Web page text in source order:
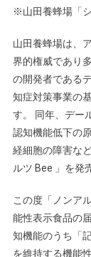
※山田養蜂場「
山田養蜂場は、
界的権威であり
の開発者である
知症対策事業の
す。 同年、デー
認知機能低下の
経細胞の障害な
ルツ Bee 」を発
この度「ノンア
能性表示食品の
知機能のうち「
を維持する機能